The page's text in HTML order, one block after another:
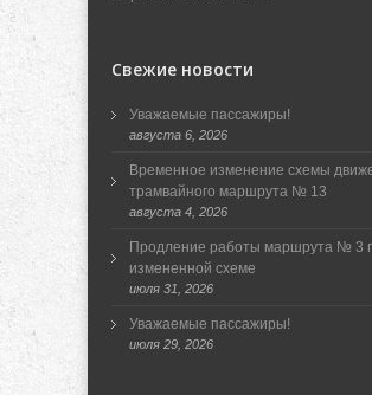
Свежие новости
Уважаемые пассажиры!
августа 6, 2026
Временное изменение схемы
трамвайного маршрута № 13
августа 4, 2026
Продление работы маршрута № 3
измененной схеме
июля 31, 2026
Уважаемые пассажиры!
июля 29, 2026